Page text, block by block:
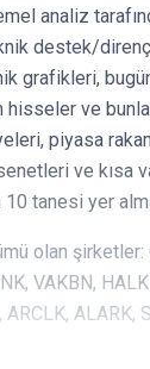
analiz
destek/
grafikleri,
hisseler ve
piyasa
ve kısa
tanesi yer
olan şirketler:
VAKBN,
ALARK,